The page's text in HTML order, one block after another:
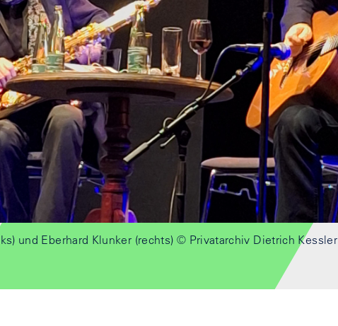
und Eberhard Klunker (rechts) © Privatarchiv Dietrich Kessler